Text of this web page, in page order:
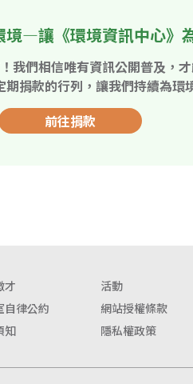
境—讓《環境資訊中心》
我們相信唯有資訊公開普及，
期捐款的行列，讓我們持續為環
前往捐款
才 活動
自律公約
網站授權條款
知
隱私權政策